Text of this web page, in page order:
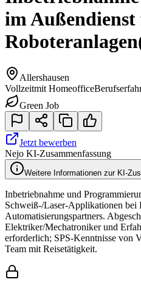
im
Roboteranlagen
Allershausen
Vollzeitmit Homeoffice
Green Job
Jetzt bewerben
Nejo KI-Zusammenfassung
Weitere Informationen zur KI-
Inbetriebnahme und
Schweiß-/Laser-Applikationen bei
Automatisierungspartners.
Elektriker/Mechatroniker und
erforderlich; SPS-Kenntnisse von
Team mit Reisetätigkeit.